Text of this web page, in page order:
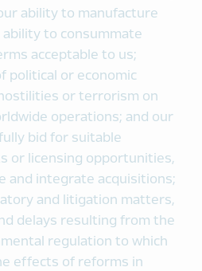
ability to manufacture
to consummate
acceptable to us;
political or economic
or terrorism on
operations; and our
bid for suitable
or licensing opportunities,
and integrate acquisitions;
and litigation matters,
delays resulting from the
regulation to which
effects of reforms in